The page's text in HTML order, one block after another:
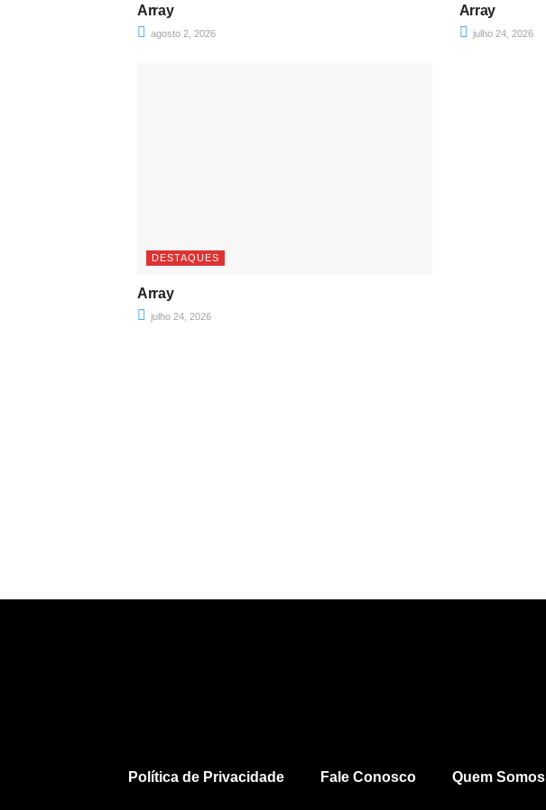
Array
agosto 2, 2026
Array
julho 24, 2026
DESTAQUES
Array
julho 24, 2026
Política de Privacidade Fale Conosco Quem Somos